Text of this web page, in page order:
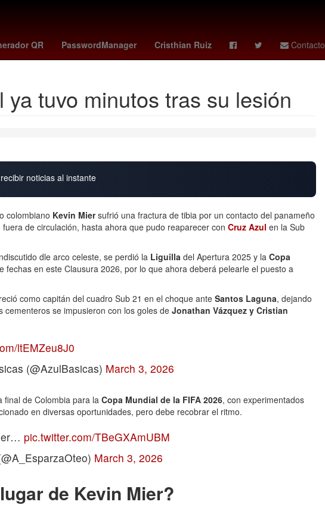
QR PasswordManager Cristhian Ruiz Contacto
cruzeiro - chapecoense Empresa amazon prime
tuvo minutos tras su lesión
noticias al instante
colombiano Kevin Miersufrió una fractura de tibia por un contacto del panameño
fuera de circulación, hasta ahora que pudo reaparecer con Cruz Azul en la Sub
dle arco celeste, se perdió la Liguilla del Apertura 2025 y la Copa
fechas en este Clausura 2026, por lo que ahora deberá pelearle el puesto a
como capitán del cuadro Sub 21 en el choque ante Santos Laguna, dejando
se impusieron con los goles de Jonathan Vázquez y Cristian
ltEMZeu8J0
(@AzulBasicas) March 3, 2026
de Colombia para la Copa Mundial de la FIFA 2026, con experimentados
en diversas oportunidades, pero debe recobrar el ritmo.
pic.twitter.com/TBeGXAmUBM
March 3, 2026
de Kevin Mier?